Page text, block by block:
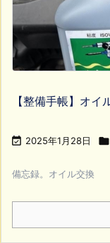
【整備手帳】オイ
 2025年1月28日 
備忘録。オイル交換